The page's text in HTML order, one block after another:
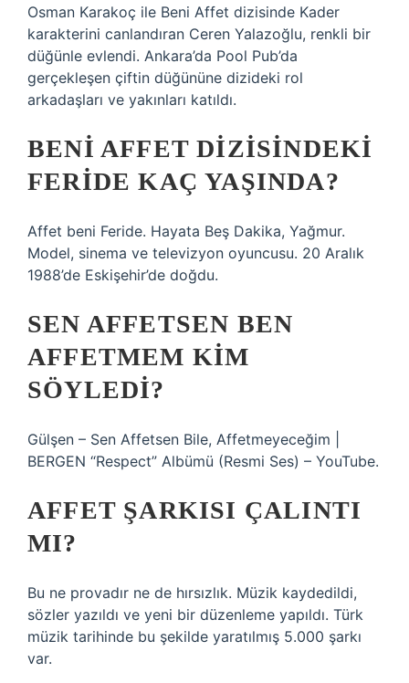
Osman Karakoç ile Beni Affet dizisinde Kader
karakterini canlandıran Ceren Yalazoğlu, renkli bir
düğünle evlendi. Ankara’da Pool Pub’da
gerçekleşen çiftin düğününe dizideki rol
arkadaşları ve yakınları katıldı.
BENI AFFET DIZISINDEKI
FERIDE KAÇ YAŞINDA?
Affet beni Feride. Hayata Beş Dakika, Yağmur.
Model, sinema ve televizyon oyuncusu. 20 Aralık
1988’de Eskişehir’de doğdu.
SEN AFFETSEN BEN
AFFETMEM KIM
SÖYLEDI?
Gülşen – Sen Affetsen Bile, Affetmeyeceğim |
BERGEN “Respect” Albümü (Resmi Ses) – YouTube.
AFFET ŞARKISI ÇALINTI
MI?
Bu ne provadır ne de hırsızlık. Müzik kaydedildi,
sözler yazıldı ve yeni bir düzenleme yapıldı. Türk
müzik tarihinde bu şekilde yaratılmış 5.000 şarkı
var.